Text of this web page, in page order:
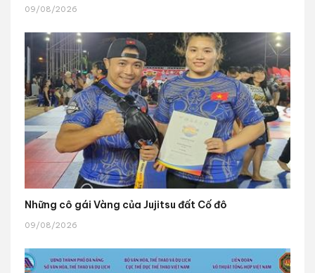
09/08/2026
Những cô gái Vàng của Jujitsu đất Cố đô
09/08/2026